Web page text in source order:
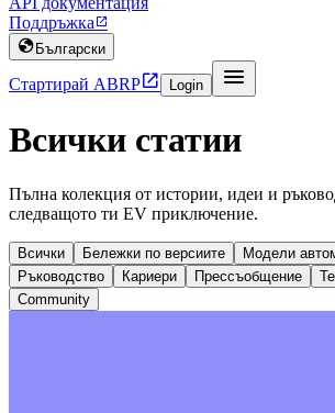
Поддръжка 
 Български
Стартирай ABRP Login 
Всички статии
Пълна колекция от истории, идеи и
следващото ти EV приключение.
Всички Бележки по версиите
Модели
Ръководство
Кариери Прессъобщение
Community